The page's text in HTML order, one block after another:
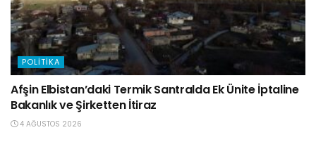
POLITIKA
Afşin Elbistan’daki Termik Santralda Ek Ünite İptaline
Bakanlık ve Şirketten İtiraz
4 AĞUSTOS 2026